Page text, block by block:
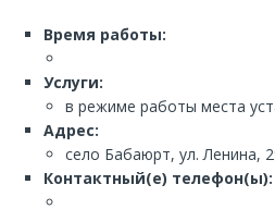
Время работы:
Услуги:
в режиме работы места
Адрес:
село Бабаюрт, ул. Ленина,
Контактный(е) телефон(ы):